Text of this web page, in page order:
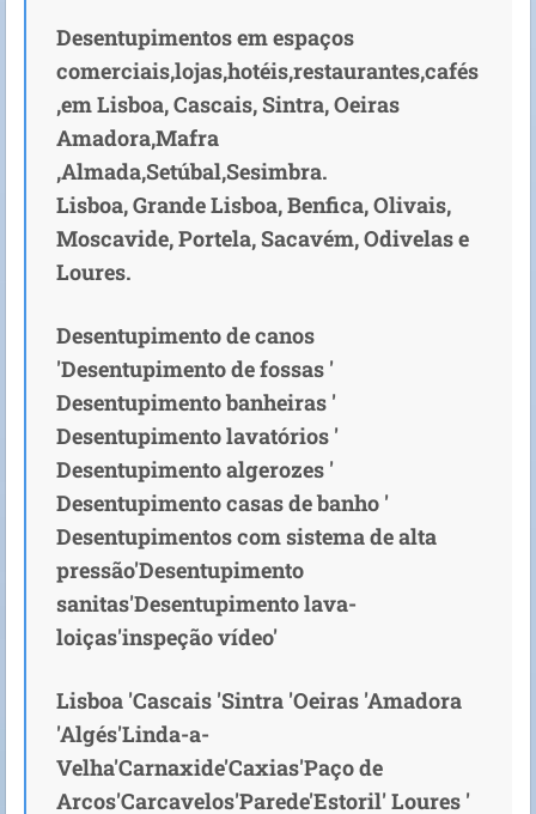
Desentupimentos em espaços
comerciais,lojas,hotéis,restaurantes,cafés
,em Lisboa, Cascais, Sintra, Oeiras
Amadora,Mafra
,Almada,Setúbal,Sesimbra.
Lisboa, Grande Lisboa, Benfica, Olivais,
Moscavide, Portela, Sacavém, Odivelas e
Loures.
Desentupimento de canos
'Desentupimento de fossas '
Desentupimento banheiras '
Desentupimento lavatórios '
Desentupimento algerozes '
Desentupimento casas de banho '
Desentupimentos com sistema de alta
pressão'Desentupimento
sanitas'Desentupimento lava-
loiças'inspeção vídeo'
Lisboa 'Cascais 'Sintra 'Oeiras 'Amadora
'Algés'Linda-a-
Velha'Carnaxide'Caxias'Paço de
Arcos'Carcavelos'Parede'Estoril' Loures '